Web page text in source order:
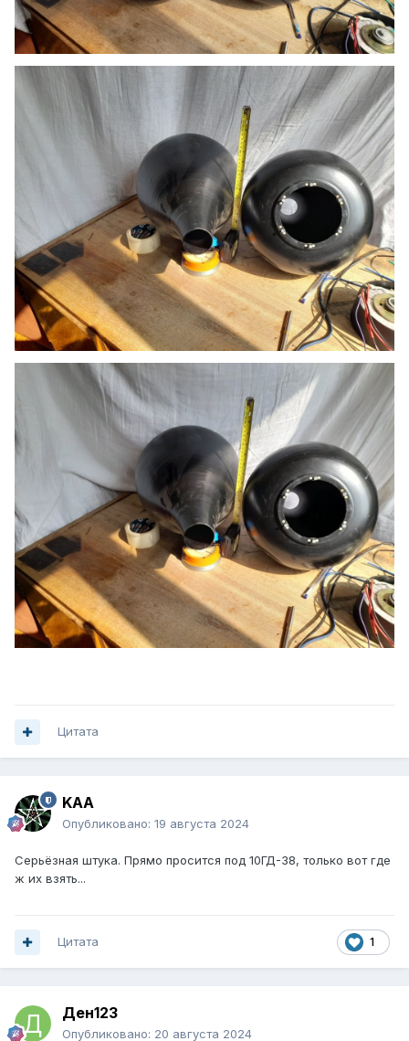
Цитата
KAA
Опубликовано: 19 августа 2024
Серьёзная штука. Прямо просится под 10ГД-38, только вот где
ж их взять...
1
Цитата
Ден123
Опубликовано: 20 августа 2024